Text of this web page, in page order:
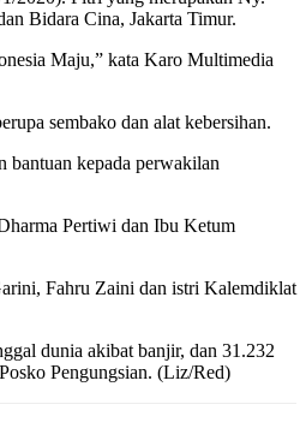
Bidara Cina, Jakarta Timur.
Maju,” kata Karo Multimedia
sembako dan alat kebersihan.
bantuan kepada perwakilan
Pertiwi dan Ibu Ketum
Fahru Zaini dan istri Kalemdiklat
dunia akibat banjir, dan 31.232
Pengungsian. (Liz/Red)